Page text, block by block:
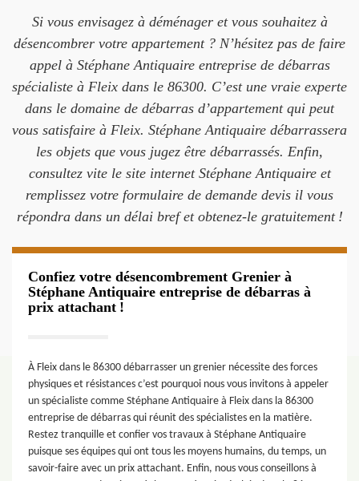
Si vous envisagez à déménager et vous souhaitez à
désencombrer votre appartement ? N’hésitez pas de faire
appel à Stéphane Antiquaire entreprise de débarras
spécialiste à Fleix dans le 86300. C’est une vraie experte
dans le domaine de débarras d’appartement qui peut
vous satisfaire à Fleix. Stéphane Antiquaire débarrassera
les objets que vous jugez être débarrassés. Enfin,
consultez vite le site internet Stéphane Antiquaire et
remplissez votre formulaire de demande devis il vous
répondra dans un délai bref et obtenez-le gratuitement !
Confiez votre désencombrement Grenier à
Stéphane Antiquaire entreprise de débarras à
prix attachant !
À Fleix dans le 86300 débarrasser un grenier nécessite des forces
physiques et résistances c’est pourquoi nous vous invitons à appeler
un spécialiste comme Stéphane Antiquaire à Fleix dans la 86300
entreprise de débarras qui réunit des spécialistes en la matière.
Restez tranquille et confier vos travaux à Stéphane Antiquaire
puisque ses équipes qui ont tous les moyens humains, du temps, un
savoir-faire avec un prix attachant. Enfin, nous vous conseillons à